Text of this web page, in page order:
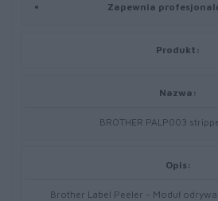
Zapewnia
Produkt:
Nazwa:
BROTHER PALP003
Opis:
Brother Label Peeler - Moduł